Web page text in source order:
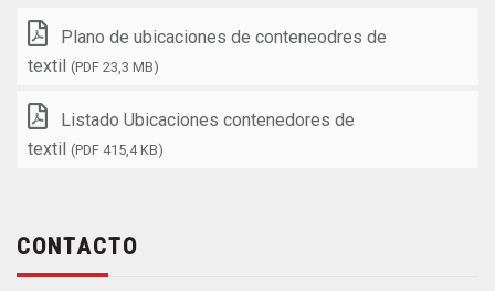
Plano de ubicaciones de conteneodres de
textil (PDF 23,3 MB)
Listado Ubicaciones contenedores de
textil (PDF 415,4 KB)
CONTACTO